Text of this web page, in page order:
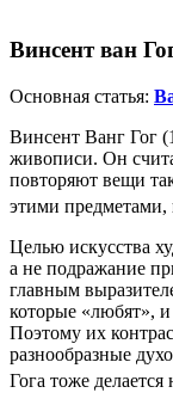
Винсент ван
Основная статья:
Винсент Ванг Гог
живописи. Он
повторяют вещи
этими предметами,
Целью искусства
а не подражание
главным
которые «любят», и
Поэтому их
разнообразные
Гога тоже